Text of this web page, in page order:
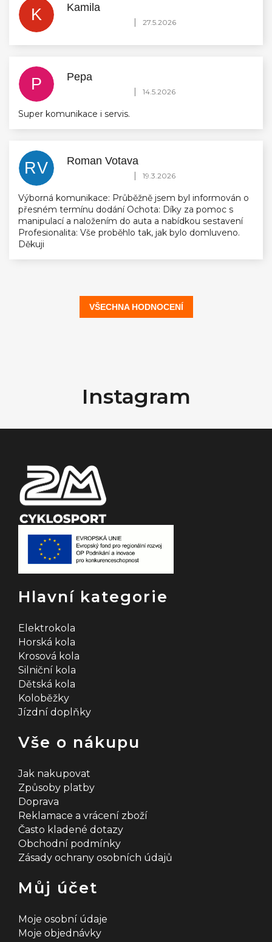
K Kamila
Hodnocení obchodu je 5 z 5 hvězdiček.
| 27.5.2026
P Pepa
Hodnocení obchodu je 5 z 5 hvězdiček.
| 14.5.2026
Super komunikace i servis.
RV Roman Votava
Hodnocení obchodu je 5 z 5 hvězdiček.
| 19.3.2026
Výborná komunikace: Průběžně jsem byl informován o
přesném termínu dodání Ochota: Díky za pomoc s
manipulací a naložením do auta a nabídkou sestavení
Profesionalita: Vše proběhlo tak, jak bylo domluveno.
Děkuji
VŠECHNA HODNOCENÍ
t
Instagram
Hlavní kategorie
Elektrokola
Horská kola
Krosová kola
Silniční kola
Dětská kola
Koloběžky
Jízdní doplňky
Vše o nákupu
Jak nakupovat
Způsoby platby
Doprava
Reklamace a vrácení zboží
Často kladené dotazy
Obchodní podmínky
Zásady ochrany osobních údajů
Můj účet
Moje osobní údaje
Moje objednávky